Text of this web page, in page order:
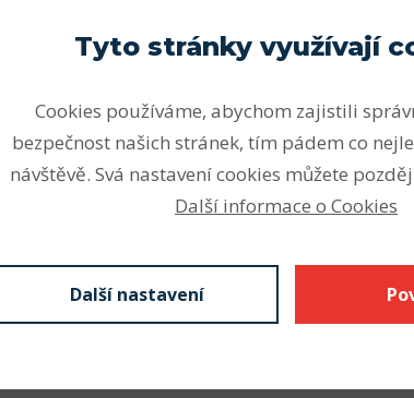
představují hospodárné a
požadavky na snadnou
širokou nabídku ložiskových
Tyto stránky využívají
Cookies používáme, abychom zajistili
bezpečnost našich stránek, tím pádem co
návštěvě. Svá nastavení cookies můžete
Další informace o Cookies
Další nastavení